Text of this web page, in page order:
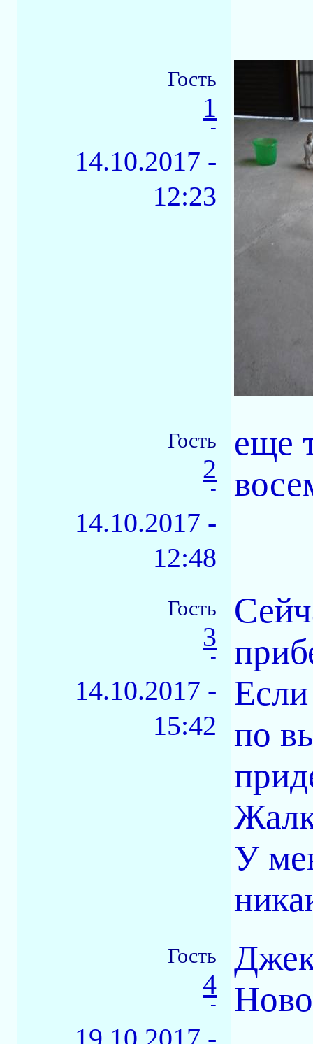
Гость
1
-
14.10.2017 -
12:23
Гость
2
-
14.10.2017 -
12:48
еще
Гость
3
-
14.10.2017 -
15:42
по
У
Гость
4
-